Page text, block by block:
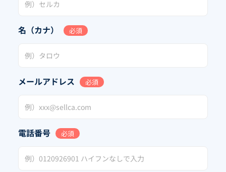
名（カナ） 必須
メールアドレス 必須
電話番号 必須